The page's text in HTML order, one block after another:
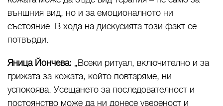
външния вид, но и за емоционалното ни
състояние. В хода на дискусията този факт се
потвърди.
Яница Йончева: „Всеки ритуал, включително и за
грижата за кожата, който повтаряме, ни
успокоява. Усещането за последователност и
постоянство може да ни донесе увереност и